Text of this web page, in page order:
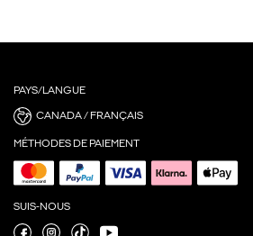
PAYS/LANGUE
CANADA / FRANÇAIS
MÉTHODES DE PAIEMENT
SUIS-NOUS